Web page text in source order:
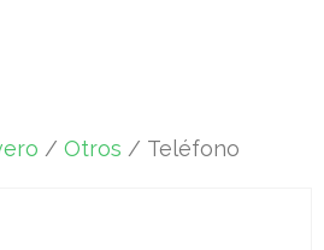
/ Otros / Teléfono